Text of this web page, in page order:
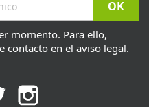
momento. Para ello,
contacto en el aviso legal.
Twitter